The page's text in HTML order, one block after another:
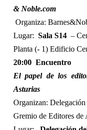
& Noble.com
Organiza:
Lugar: Sala S14 –
Planta (- 1) Edificio
20:00 Encuentro
El papel de los
Asturias
Organizan:
Gremio de Editores de